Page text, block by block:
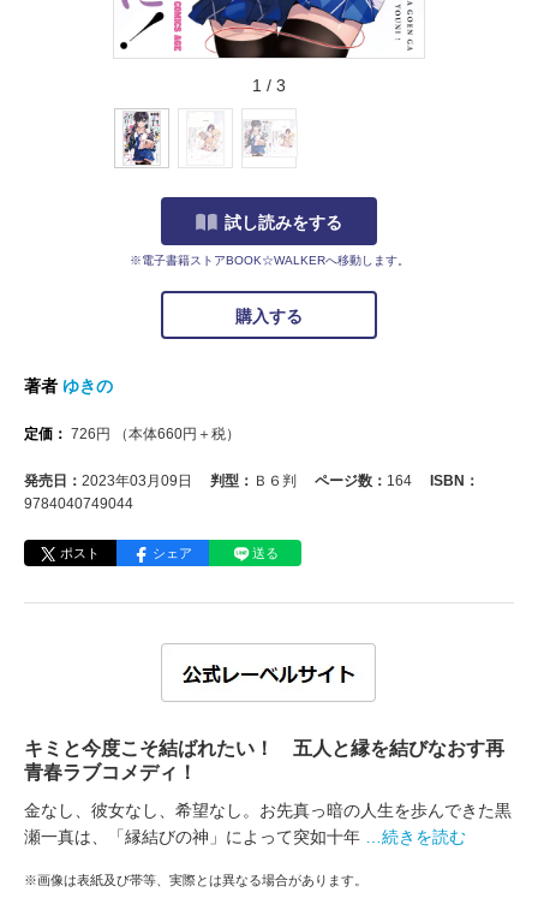
1 / 3
試し読みをする
※電子書籍ストアBOOK☆WALKERへ移動します。
購入する
著者 ゆきの
定価： 726 円 （本体660円＋税）
発売日： 2023年03月09日 判型： Ｂ６判 ページ数： 164
ISBN：
9784040749044
ポスト シェア 送る
キミと今度こそ結ばれたい！ 五人と縁を結びなおす再
青春ラブコメディ！
金なし、彼女なし、希望なし。お先真っ暗の人生を歩んできた黒
瀬一真は、「縁結びの神」によって突如十年
…続きを読む
※画像は表紙及び帯等、実際とは異なる場合があります。